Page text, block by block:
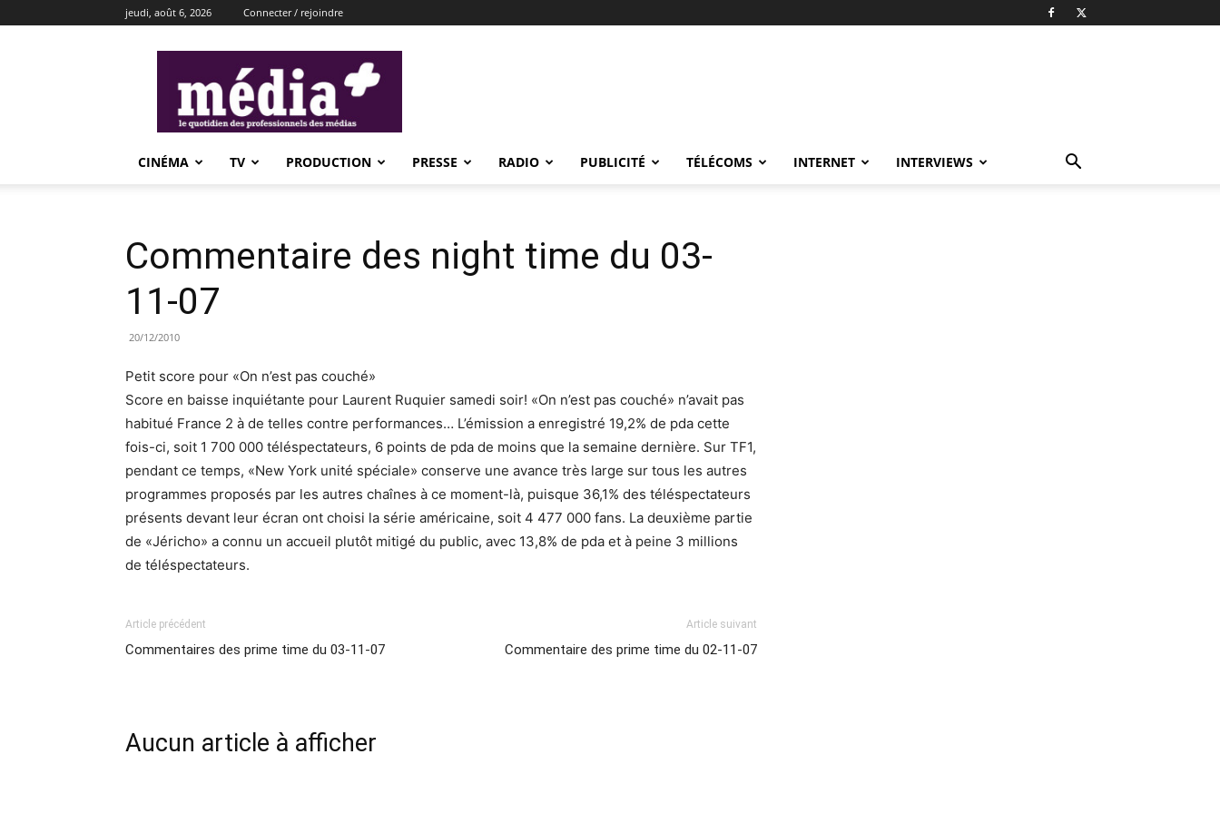
jeudi, août 6, 2026 Connecter / rejoindre
CINÉMA TV PRODUCTION PRESSE RADIO PUBLICITÉ TÉLÉCOMS INTERNET INTERVIEWS
Commentaire des night time du 03-
11-07
20/12/2010
Petit score pour «On n’est pas couché»
Score en baisse inquiétante pour Laurent Ruquier samedi soir! «On n’est pas couché» n’avait pas
habitué France 2 à de telles contre performances… L’émission a enregistré 19,2% de pda cette
fois-ci, soit 1 700 000 téléspectateurs, 6 points de pda de moins que la semaine dernière. Sur TF1,
pendant ce temps, «New York unité spéciale» conserve une avance très large sur tous les autres
programmes proposés par les autres chaînes à ce moment-là, puisque 36,1% des téléspectateurs
présents devant leur écran ont choisi la série américaine, soit 4 477 000 fans. La deuxième partie
de «Jéricho» a connu un accueil plutôt mitigé du public, avec 13,8% de pda et à peine 3 millions
de téléspectateurs.
Article précédent
Commentaires des prime time du 03-11-07
Article suivant
Commentaire des prime time du 02-11-07
Aucun article à afficher